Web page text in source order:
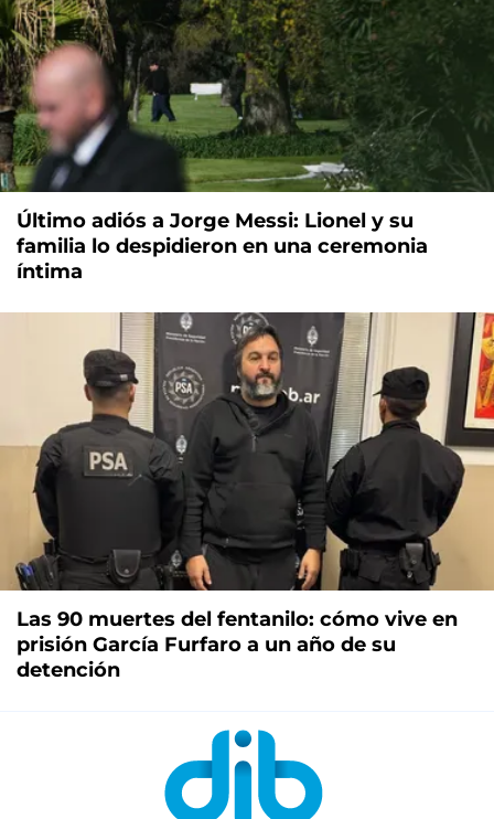
Último adiós a Jorge Messi: Lionel y su
familia lo despidieron en una ceremonia
íntima
Las 90 muertes del fentanilo: cómo vive en
prisión García Furfaro a un año de su
detención